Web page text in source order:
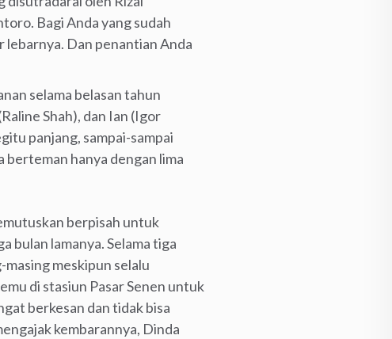
Bagi Anda yang sudah
lebarnya. Dan penantian Anda
selama belasan tahun
Shah), dan Ian (Igor
panjang, sampai-sampai
berteman hanya dengan lima
berpisah untuk
bulan lamanya. Selama tiga
meskipun selalu
di stasiun Pasar Senen untuk
berkesan dan tidak bisa
kembarannya, Dinda